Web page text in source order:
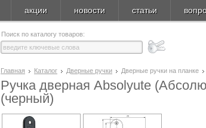
акции новости статьи
Поиск по каталогу товаров:
Главная Каталог Дверные ручки Дверные ручки на планке
Ручка дверная Absolyute
(черный)